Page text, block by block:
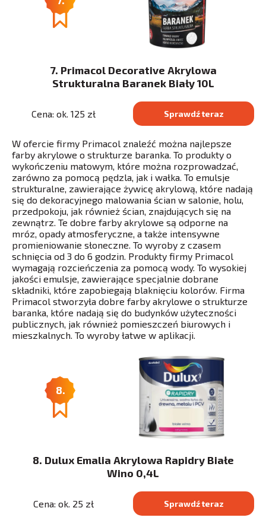
7. Primacol Decorative Akrylowa
Strukturalna Baranek Biały 10L
Cena: ok. 125 zł Sprawdź teraz
W ofercie firmy Primacol znaleźć można najlepsze
farby akrylowe o strukturze baranka. To produkty o
wykończeniu matowym, które można rozprowadzać,
zarówno za pomocą pędzla, jak i wałka. To emulsje
strukturalne, zawierające żywicę akrylową, które nadają
się do dekoracyjnego malowania ścian w salonie, holu,
przedpokoju, jak również ścian, znajdujących się na
zewnątrz. Te dobre farby akrylowe są odporne na
mróz, opady atmosferyczne, a także intensywne
promieniowanie słoneczne. To wyroby z czasem
schnięcia od 3 do 6 godzin. Produkty firmy Primacol
wymagają rozcieńczenia za pomocą wody. To wysokiej
jakości emulsje, zawierające specjalnie dobrane
składniki, które zapobiegają blaknięciu kolorów. Firma
Primacol stworzyła dobre farby akrylowe o strukturze
baranka, które nadają się do budynków użyteczności
publicznych, jak również pomieszczeń biurowych i
mieszkalnych. To wyroby łatwe w aplikacji.
8.
8. Dulux Emalia Akrylowa Rapidry Białe
Wino 0,4L
Cena: ok. 25 zł Sprawdź teraz